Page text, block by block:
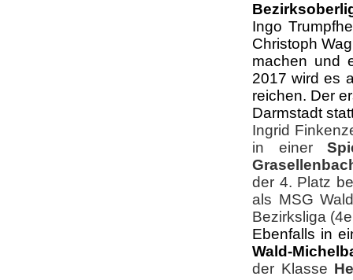
Ingo
Christoph
machen und
2017 wird es
reichen. Der
Darmstadt
Ingrid
in einer
der 4. Platz
als MSG
Bezirksliga
Ebenfalls in
Wald-
der Klasse